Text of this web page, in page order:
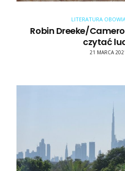
LITERATURA
Robin Dreeke/
czytać
21 MARCA